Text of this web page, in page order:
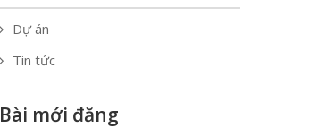
Dự án
Tin tức
Bài mới đăng